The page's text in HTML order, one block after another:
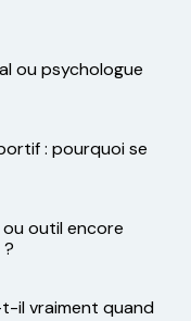
ou psychologue
: pourquoi se
outil encore
il vraiment quand